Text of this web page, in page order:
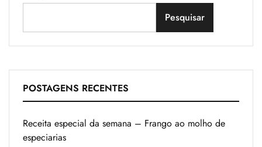
Pesquisar
POSTAGENS RECENTES
Receita especial da semana – Frango ao molho de
especiarias